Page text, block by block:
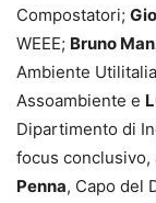
Compostatori;
WEEE; Bruno
Ambiente
Assoambiente e
Dipartimento di
focus conclusivo,
Penna, Capo del